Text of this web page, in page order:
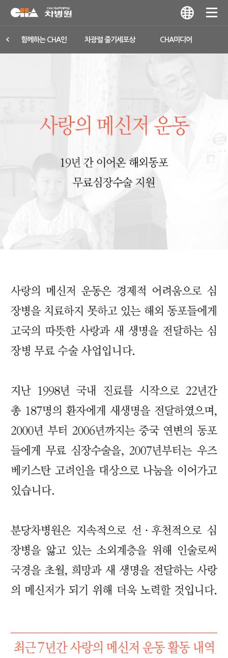
함께하는 CHA인 차광렬 줄기세포상 CHA미디어